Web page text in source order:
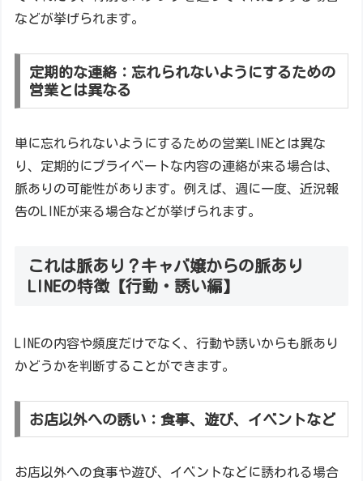
などが挙げられます。
定期的な連絡：忘れられないようにするための
営業とは異なる
単に忘れられないようにするための営業LINEとは異な
り、定期的にプライベートな内容の連絡が来る場合は、
脈ありの可能性があります。例えば、週に一度、近況報
告のLINEが来る場合などが挙げられます。
これは脈あり？キャバ嬢からの脈あり
LINEの特徴【行動・誘い編】
LINEの内容や頻度だけでなく、行動や誘いからも脈あり
かどうかを判断することができます。
お店以外への誘い：食事、遊び、イベントなど
お店以外への食事や遊び、イベントなどに誘われる場合